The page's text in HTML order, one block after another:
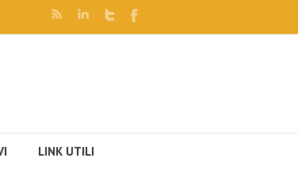
LINK UTILI